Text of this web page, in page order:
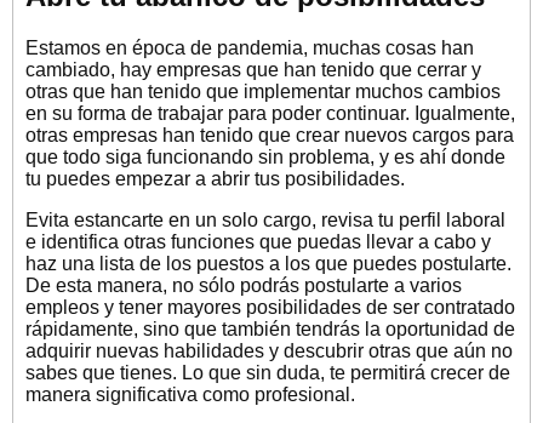
Estamos en época de pandemia, muchas cosas han
cambiado, hay empresas que han tenido que cerrar y
otras que han tenido que implementar muchos cambios
en su forma de trabajar para poder continuar. Igualmente,
otras empresas han tenido que crear nuevos cargos para
que todo siga funcionando sin problema, y es ahí donde
tu puedes empezar a abrir tus posibilidades.
Evita estancarte en un solo cargo, revisa tu perfil laboral
e identifica otras funciones que puedas llevar a cabo y
haz una lista de los puestos a los que puedes postularte.
De esta manera, no sólo podrás postularte a varios
empleos y tener mayores posibilidades de ser contratado
rápidamente, sino que también tendrás la oportunidad de
adquirir nuevas habilidades y descubrir otras que aún no
sabes que tienes. Lo que sin duda, te permitirá crecer de
manera significativa como profesional.